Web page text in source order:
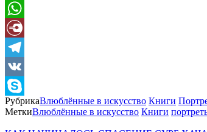
Link
Odnoklassniki
WhatsApp
Diary.Ru
Telegram
VK
Skype
РубрикаВлюблённые в искусство Книги
МеткиВлюблённые в искусство Книги